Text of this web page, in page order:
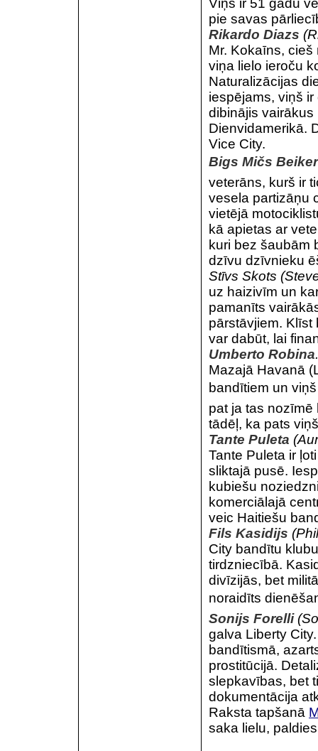
Viņš ir 51 gadu
pie savas
Rikardo Diazs
Mr. Kokaīns,
viņa lielo ieroču
Naturalizācijas
iespējams, viņš
dibinājis
Dienvidamerikā.
Vice City.
Bigs Mičs
veterāns, kurš ir
vesela partizāņu
vietējā
kā apietas ar
kuri bez šaubām
dzīvu dzīvnieku
Stīvs Skots
uz haizivīm un
pamanīts
pārstāvjiem.
var dabūt, lai
Umberto Robina.
Mazajā Havanā
bandītiem un
pat ja tas
tādēļ, ka pats
Tante Puleta
Tante Puleta ir
sliktajā pusē.
kubiešu
komerciālajā
veic Haitiešu
Fils Kasidijs
City bandītu
tirdzniecībā.
divīzijās, bet
noraidīts
Sonijs Forelli
galva Liberty
bandītismā,
prostitūcijā.
slepkavības, bet
dokumentācija
Raksta tapšanā
saka lielu,